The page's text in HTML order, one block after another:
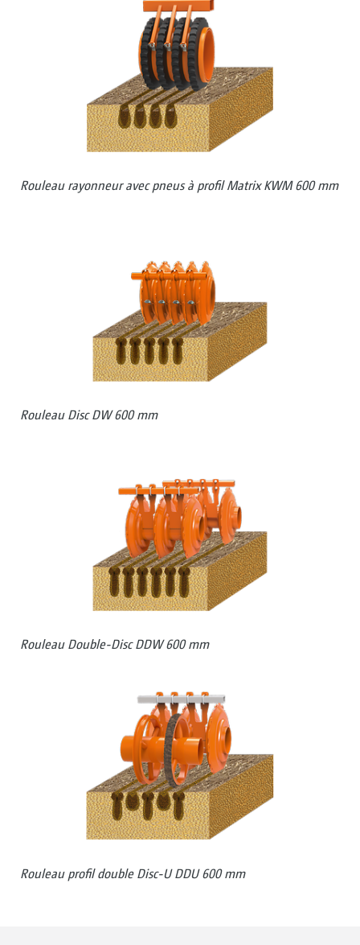
Rouleau rayonneur avec pneus à profil Matrix KWM 600 mm
Rouleau Disc DW 600 mm
Rouleau Double-Disc DDW 600 mm
Rouleau profil double Disc-U DDU 600 mm